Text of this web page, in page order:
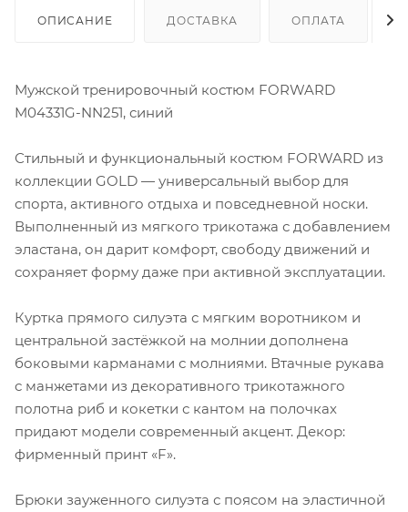
ОПИСАНИЕ ДОСТАВКА ОПЛАТА
Мужской тренировочный костюм FORWARD
M04331G-NN251, синий
Стильный и функциональный костюм FORWARD из
коллекции GOLD — универсальный выбор для
спорта, активного отдыха и повседневной носки.
Выполненный из мягкого трикотажа с добавлением
эластана, он дарит комфорт, свободу движений и
сохраняет форму даже при активной эксплуатации.
Куртка прямого силуэта с мягким воротником и
центральной застёжкой на молнии дополнена
боковыми карманами с молниями. Втачные рукава
с манжетами из декоративного трикотажного
полотна риб и кокетки с кантом на полочках
придают модели современный акцент. Декор:
фирменный принт «F».
Брюки зауженного силуэта с поясом на эластичной